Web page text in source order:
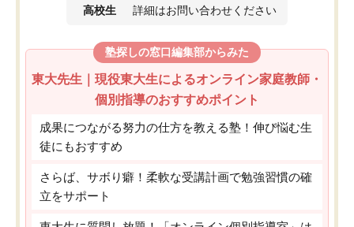
高校生 詳細はお問い合わせください
塾探しの窓口編集部からみた
東大先生｜現役東大生によるオンライン家庭教師・
個別指導のおすすめポイント
成果につながる努力の仕方を教える塾！伸び悩む生
徒にもおすすめ
さらば、サボり癖！柔軟な受講計画で勉強習慣の確
立をサポート